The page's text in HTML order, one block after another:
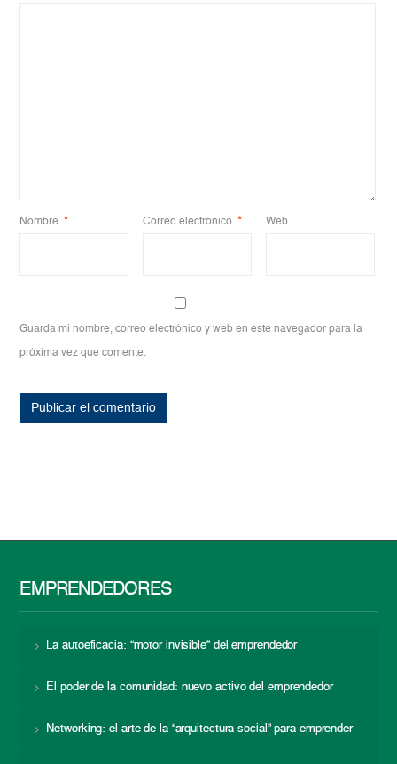
Nombre * Correo electrónico * Web
Guarda mi nombre, correo electrónico y web en este navegador para la
próxima vez que comente.
EMPRENDEDORES
La autoeficacia: “motor invisible” del emprendedor
El poder de la comunidad: nuevo activo del emprendedor
Networking: el arte de la “arquitectura social” para emprender